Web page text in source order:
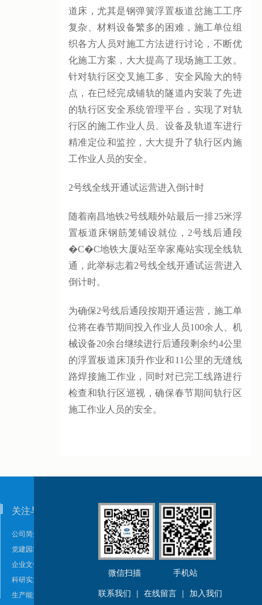
道床，尤其是钢弹簧浮置板道岔施工工序
复杂、材料设备繁多的困难，施工单位组
织各方人员对施工方法进行讨论，不断优
化施工方案，大大提高了现场施工工效。
针对轨行区交叉施工多、安全风险大的特
点，在已经完成铺轨的隧道内安装了先进
的轨行区安全系统管理平台，实现了对轨
行区的施工作业人员、设备及轨道车进行
精准定位和监控，大大提升了轨行区内施
工作业人员的安全。
2号线全线开通试运营进入倒计时
随着南昌地铁2号线顺外站最后一排25米浮
置板道床钢筋笼铺设就位，2号线后通段
�C�C地铁大厦站至辛家庵站实现全线轨
通，此举标志着2号线全线开通试运营进入
倒计时。
为确保2号线后通段按期开通运营，施工单
位将在春节期间投入作业人员100余人、机
械设备20余台继续进行后通段剩余约4公里
的浮置板道床顶升作业和11公里的无缝线
路焊接施工作业，同时对已完工线路进行
检查和轨行区巡视，确保春节期间轨行区
施工作业人员的安全。
关注与需要
公司简介
党建园地
企业文化
科研实力
生产能力
科技产品
轨道交通减振降噪产品
轨道交通复合材料产品
微信扫描 手机站
联系我们 | 在线留言 | 加入我们